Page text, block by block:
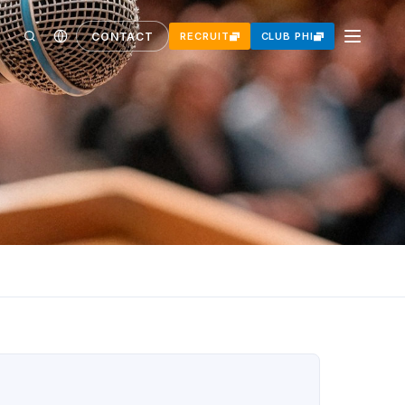
CONTACT RECRUIT CLUB PHI